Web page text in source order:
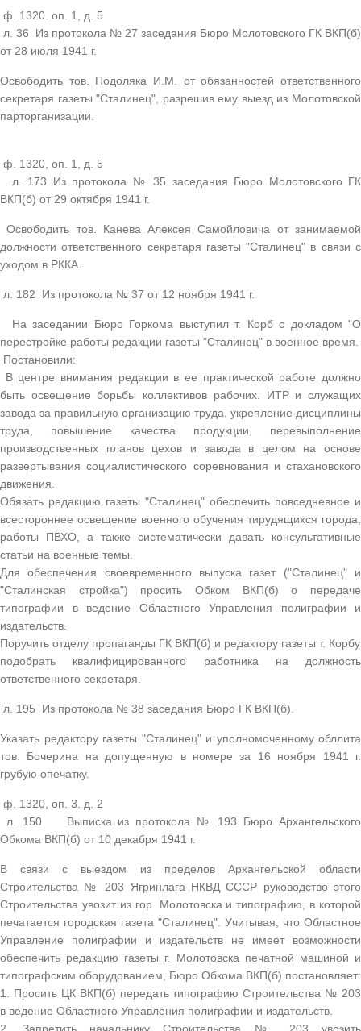
ф. 1320. оп. 1, д. 5
л. 36 Из протокола № 27 заседания Бюро Молотовского ГК ВКП(б)
от 28 июля 1941 г.
Освободить тов. Подоляка И.М. от обязанностей ответственного
секретаря газеты "Сталинец", разрешив ему выезд из Молотовской
парторганизации.
ф. 1320, оп. 1, д. 5
л. 173 Из протокола № 35 заседания Бюро Молотовского ГК
ВКП(б) от 29 октября 1941 г.
Освободить тов. Канева Алексея Самойловича от занимаемой
должности ответственного секретаря газеты "Сталинец" в связи с
уходом в РККА.
л. 182 Из протокола № 37 от 12 ноября 1941 г.
На заседании Бюро Горкома выступил т. Корб с докладом "О
перестройке работы редакции газеты "Сталинец" в военное время.
Постановили:
В центре внимания редакции в ее практической работе должно
быть освещение борьбы коллективов рабочих. ИТР и служащих
завода за правильную организацию труда, укрепление дисциплины
труда, повышение качества продукции, перевыполнение
производственных планов цехов и завода в целом на основе
развертывания социалистического соревнования и стахановского
движения.
Обязать редакцию газеты "Сталинец" обеспечить повседневное и
всестороннее освещение военного обучения тирудящихся города,
работы ПВХО, а также систематически давать консультативные
статьи на военные темы.
Для обеспечения своевременного выпуска газет ("Сталинец" и
"Сталинская стройка") просить Обком ВКП(б) о передаче
типографии в ведение Областного Управления полиграфии и
издательств.
Поручить отделу пропаганды ГК ВКП(б) и редактору газеты т. Корбу
подобрать квалифицированного работника на должность
ответственного секретаря.
л. 195 Из протокола № 38 заседания Бюро ГК ВКП(б).
Указать редактору газеты "Сталинец" и уполномоченному обллита
тов. Бочерина на допущенную в номере за 16 ноября 1941 г.
грубую опечатку.
ф. 1320, оп. 3. д. 2
л. 150 Выписка из протокола № 193 Бюро Архангельского
Обкома ВКП(б) от 10 декабря 1941 г.
В связи с выездом из пределов Архангельской области
Строительства № 203 Ягринлага НКВД СССР руководство этого
Строительства увозит из гор. Молотовска и типографию, в которой
печатается городская газета "Сталинец". Учитывая, что Областное
Управление полиграфии и издательств не имеет возможности
обеспечить редакцию газеты г. Молотовска печатной машиной и
типографским оборудованием, Бюро Обкома ВКП(б) постановляет:
1. Просить ЦК ВКП(б) передать типографию Строительства № 203
в ведение Областного Управления полиграфии и издательств.